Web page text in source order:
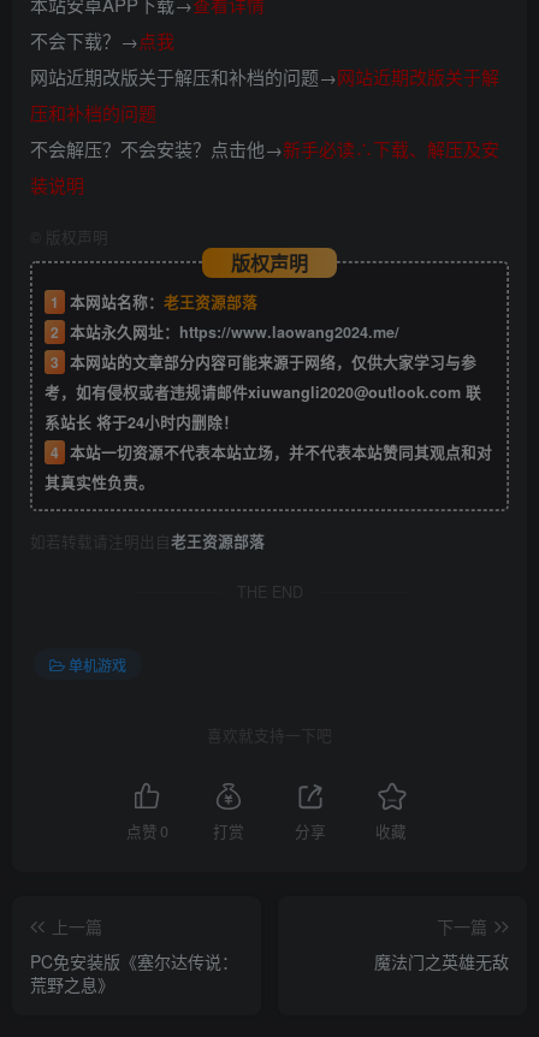
不会下载？→点我
网站近期改版关于解压和补档的问题→网站近期改版关于解
压和补档的问题
不会解压？不会安装？点击他→新手必读∴下载、解压及安
装说明
版权声明
版权声明
1 本网站名称： 老王资源部落
2 本站永久网址： https://www.laowang2024.me/
3 本网站的文章部分内容可能来源于网络，仅供大家学习与参
考，如有侵权或者违规请邮件xiuwangli2020@outlook.com 联
系站长 将于24小时内删除！
4 本站一切资源不代表本站立场，并不代表本站赞同其观点和对
其真实性负责。
如若转载请注明出自老王资源部落
THE END
单机游戏
喜欢就支持一下吧
点赞 0 打赏 分享 收藏
上一篇
PC免安装版《塞尔达传说：
荒野之息》
下一篇
魔法门之英雄无敌